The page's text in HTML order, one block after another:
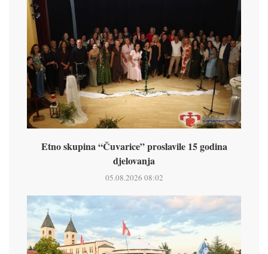
Etno skupina “Čuvarice” proslavile 15 godina
djelovanja
05.08.2026 08:02